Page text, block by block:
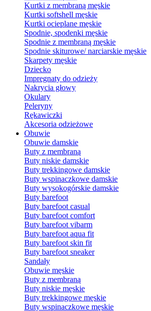
Kurtki z membraną męskie
Kurtki softshell męskie
Kurtki ocieplane męskie
Spodnie, spodenki męskie
Spodnie z membraną męskie
Spodnie skiturowe/ narciarskie męskie
Skarpety męskie
Dziecko
Impregnaty do odzieży
Nakrycia głowy
Okulary
Peleryny
Rękawiczki
Akcesoria odzieżowe
Obuwie
Obuwie damskie
Buty z membraną
Buty niskie damskie
Buty trekkingowe damskie
Buty wspinaczkowe damskie
Buty wysokogórskie damskie
Buty barefoot
Buty barefoot casual
Buty barefoot comfort
Buty barefoot vibarm
Buty barefoot aqua fit
Buty barefoot skin fit
Buty barefoot sneaker
Sandały
Obuwie męskie
Buty z membraną
Buty niskie męskie
Buty trekkingowe męskie
Buty wspinaczkowe męskie